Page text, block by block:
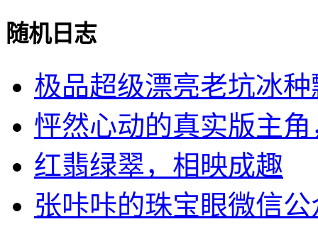
随机日志
极品超级漂亮老坑冰种
怦然心动的真实版主角
红翡绿翠，相映成趣
张咔咔的珠宝眼微信公